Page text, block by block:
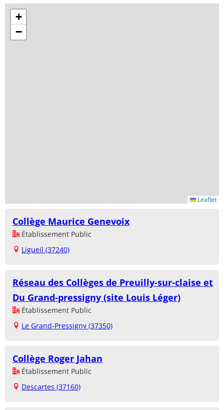
+
−
Leaflet
Collège Maurice Genevoix
Établissement Public
Ligueil (37240)
Réseau des Collèges de Preuilly-sur-claise et
Du Grand-pressigny (site Louis Léger)
Établissement Public
Le Grand-Pressigny (37350)
Collège Roger Jahan
Établissement Public
Descartes (37160)